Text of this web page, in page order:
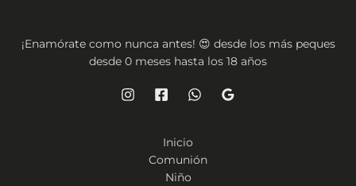
¡Enamórate como nunca antes! 😍 desde los más peques
desde 0 meses hasta los 18 años
Inicio
Comunión
Niño